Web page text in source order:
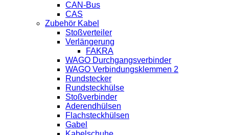
CAN-Bus
CAS
Zubehör Kabel
Stoßverteiler
Verlängerung
FAKRA
WAGO Durchgangsverbinder
WAGO Verbindungsklemmen 2
Rundstecker
Rundsteckhülse
Stoßverbinder
Aderendhülsen
Flachsteckhülsen
Gabel